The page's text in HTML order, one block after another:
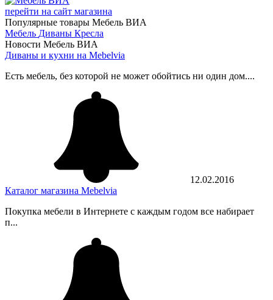
перейти на сайт магазина
Популярные товары Мебель ВИА
Мебель Диваны Кресла
Новости Мебель ВИА
Диваны и кухни на Mebelvia
Есть мебель, без которой не может обойтись ни один дом....
12.02.2016
Каталог магазина Mebelvia
Покупка мебели в Интернете с каждым годом все набирает
п...